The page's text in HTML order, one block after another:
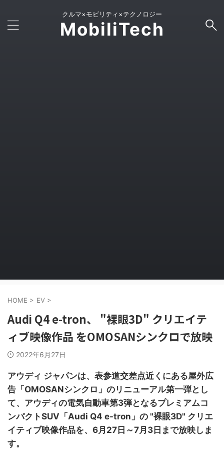
クルマ×モビリティ×テクノロジー
MobiliTech
HOME > EV >
Audi Q4 e-tron、 "裸眼3D" クリエイテ
ィブ映像作品 をOMOSANシンクロで放映
2022年6月27日
アウディ ジャパンは、表参道交差点近くにある屋外広
告「OMOSANシンクロ」のリニューアル第一弾とし
て、アウディの電気自動車第3弾となるプレミアムコ
ンパクトSUV「Audi Q4 e-tron」の "裸眼3D" クリエ
イティブ映像作品を、6月27日～7月3日まで放映しま
す。